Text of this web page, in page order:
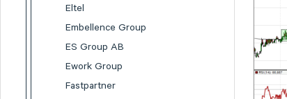
Eltel
Embellence Group
ES Group AB
Ework Group
Fastpartner